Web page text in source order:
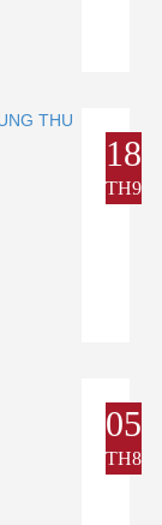
18
TH9
05
TH8